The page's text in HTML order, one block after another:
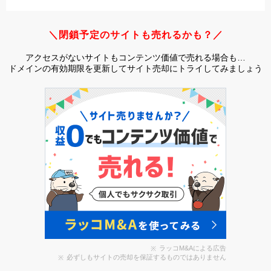
＼閉鎖予定のサイトも売れるかも？／
アクセスがないサイトもコンテンツ価値で売れる場合も…
ドメインの有効期限を更新してサイト売却にトライしてみましょう
ラッコM&Aによる広告
必ずしもサイトの売却を保証するものではありません